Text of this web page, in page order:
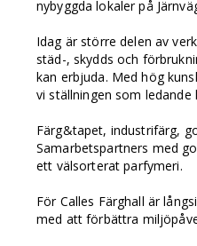
nybyggda lokaler på
Idag är större delen av
städ-, skydds och
kan erbjuda. Med hög
vi ställningen som
Färg&tapet, industrifärg,
Samarbetspartners med
ett välsorterat parfymeri.
För Calles Färghall är
med att förbättra